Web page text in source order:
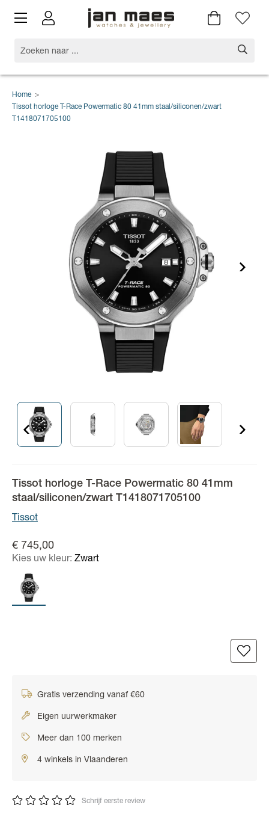
Home >
Tissot horloge T-Race Powermatic 80 41mm staal/siliconen/zwart
T1418071705100
Tissot horloge T-Race Powermatic 80 41mm
staal/siliconen/zwart T1418071705100
Tissot
€ 745,00
Kies uw kleur: Zwart
Gratis verzending vanaf €60
Eigen uurwerkmaker
Meer dan 100 merken
4 winkels in Vlaanderen
Schrijf eerste review